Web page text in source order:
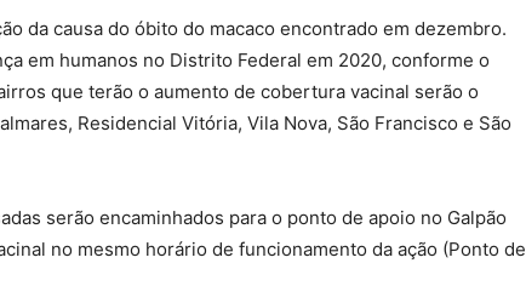
da causa do óbito do macaco encontrado em dezembro.
em humanos no Distrito Federal em 2020, conforme o
que terão o aumento de cobertura vacinal serão o
Residencial Vitória, Vila Nova, São Francisco e São
serão encaminhados para o ponto de apoio no Galpão
no mesmo horário de funcionamento da ação (Ponto de